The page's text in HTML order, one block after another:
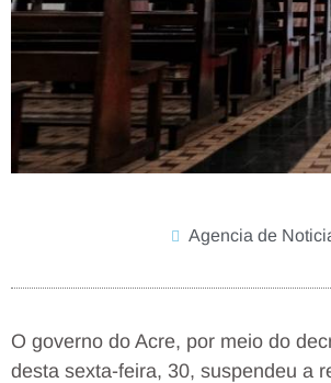
Agencia de
O governo do Acre, por meio do
desta sexta-feira, 30, suspendeu a